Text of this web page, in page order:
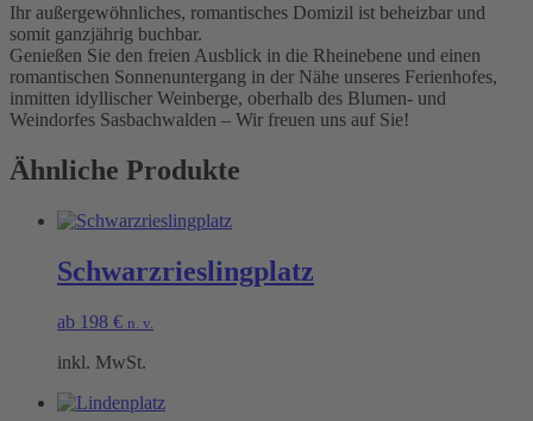
Ihr außergewöhnliches, romantisches Domizil ist beheizbar und
somit ganzjährig buchbar.
Genießen Sie den freien Ausblick in die Rheinebene und einen
romantischen Sonnenuntergang in der Nähe unseres Ferienhofes,
inmitten idyllischer Weinberge, oberhalb des Blumen- und
Weindorfes Sasbachwalden – Wir freuen uns auf Sie!
Ähnliche Produkte
Schwarzrieslingplatz
ab 198 € n. v.
inkl. MwSt.